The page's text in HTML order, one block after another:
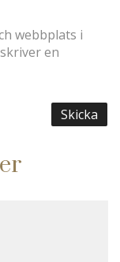
webbplats i
en